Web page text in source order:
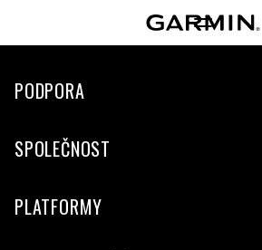
PODPORA
SPOLEČNOST
PLATFORMY